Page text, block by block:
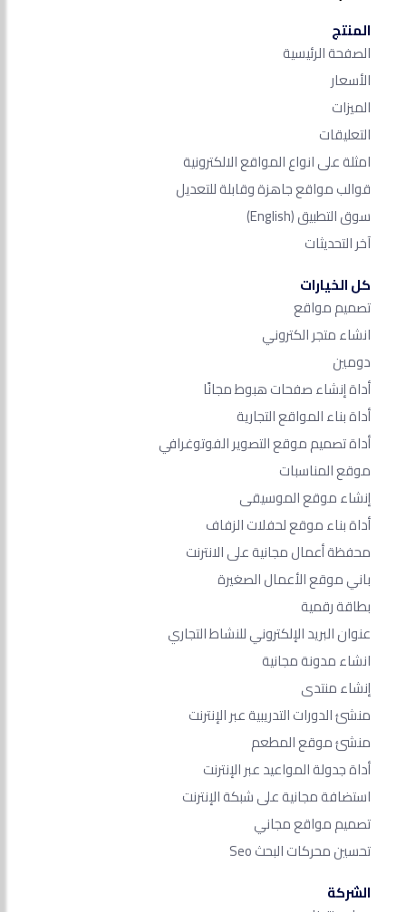
المنتج
الصفحة الرئيسية
الأسعار
الميزات
التعليقات
امثلة على انواع المواقع الالكترونية
قوالب مواقع جاهزة وقابلة للتعديل
سوق التطبيق(English)
آخر التحديثات
كل الخيارات
تصميم مواقع
انشاء متجر الكتروني
دومين
أداة إنشاء صفحات هبوط مجانًا
أداة بناء المواقع التجارية
أداة تصميم موقع التصوير الفوتوغرافي
موقع المناسبات
إنشاء موقع الموسيقى
أداة بناء موقع لحفلات الزفاف
محفظة أعمال مجانية على الانترنت
باني موقع الأعمال الصغيرة
بطاقة رقمية
عنوان البريد الإلكتروني للنشاط التجاري
انشاء مدونة مجانية
إنشاء منتدى
منشئ الدورات التدريبية عبر الإنترنت
منشئ موقع المطعم
أداة جدولة المواعيد عبر الإنترنت
استضافة مجانية على شبكة الإنترنت
تصميم مواقع مجاني
تحسين محركات البحث Seo​
الشركة